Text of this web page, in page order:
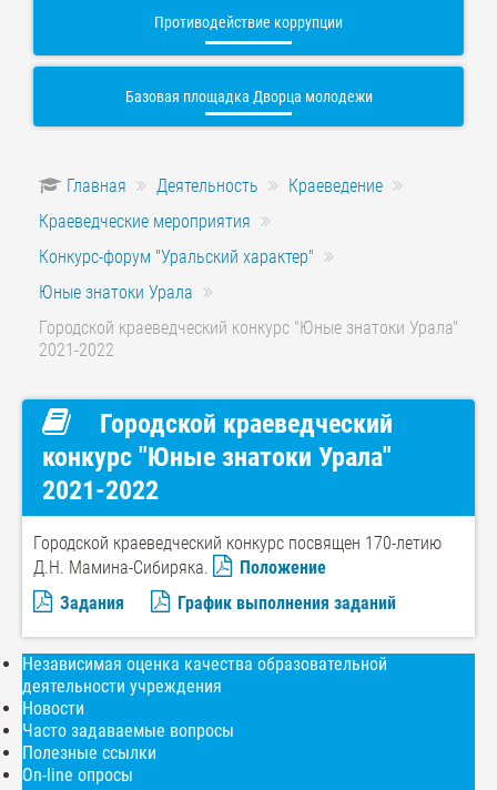
Противодействие коррупции
Базовая площадка Дворца молодежи
Главная Деятельность
Краеведение
Краеведческие мероприятия
Конкурс-форум "Уральский характер"
Юные знатоки Урала
Городской краеведческий конкурс "Юные знатоки Урала"
2021-2022
Городской краеведческий
конкурс "Юные знатоки Урала"
2021-2022
Городской краеведческий конкурс посвящен 170-летию
Д.Н. Мамина-Сибиряка.
Положение
Задания
График выполнения заданий
Независимая оценка качества образовательной
деятельности учреждения
Новости
Часто задаваемые вопросы
Полезные ссылки
On-line опросы